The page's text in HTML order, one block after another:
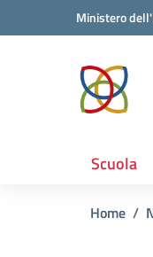
Vai ai contenuti
Vai al menu diMinistero
scuola
Scuola
Home